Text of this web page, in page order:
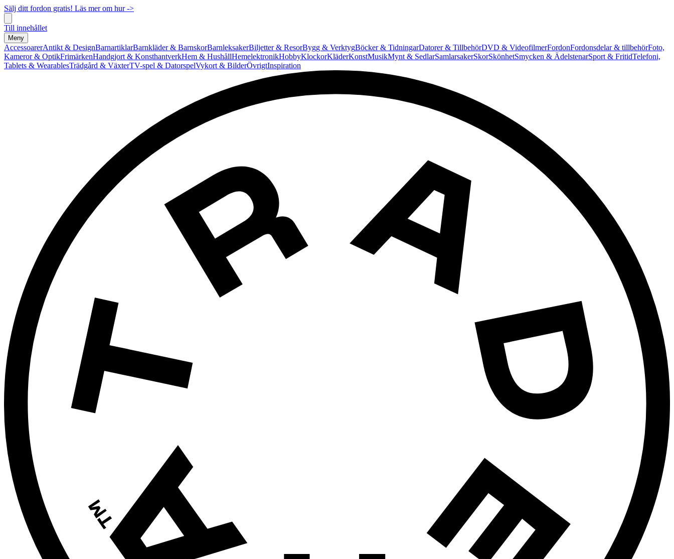
Sälj ditt fordon gratis! Läs mer om hur ->
Till innehållet
Meny
AccessoarerAntikt & DesignBarnartiklarBarnkläder & BarnskorBarnleksakerBiljetter & ResorBygg & VerktygBöcker & TidningarDatorer & TillbehörDVD & VideofilmerFordonFordonsdelar & tillbehörFoto,
Kameror & OptikFrimärkenHandgjort & KonsthantverkHem & HushållHemelektronikHobbyKlockorKläderKonstMusikMynt & SedlarSamlarsakerSkorSkönhetSmycken & ÄdelstenarSport & FritidTelefoni,
Tablets & WearablesTrädgård & VäxterTV-spel & DatorspelVykort & BilderÖvrigtInspiration